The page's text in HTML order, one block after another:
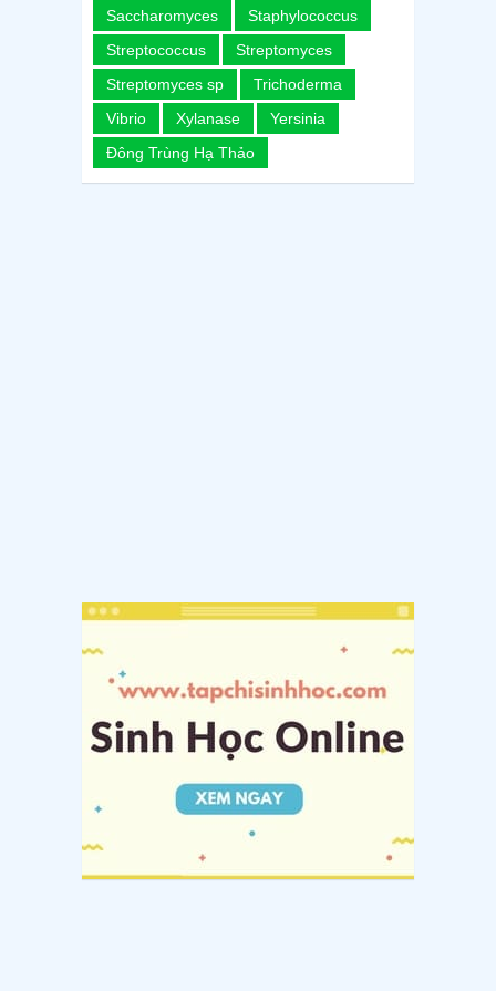
Saccharomyces
Staphylococcus
Streptococcus
Streptomyces
Streptomyces sp
Trichoderma
Vibrio
Xylanase
Yersinia
Đông Trùng Hạ Thảo